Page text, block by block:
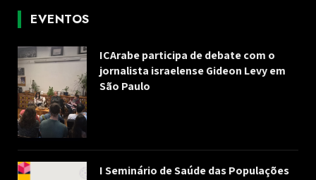
EVENTOS
ICArabe participa de debate com o
jornalista israelense Gideon Levy em
São Paulo
I Seminário de Saúde das Populações